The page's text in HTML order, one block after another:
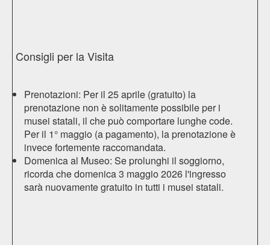
Consigli per la Visita
Prenotazioni: Per il 25 aprile (gratuito) la
prenotazione non è solitamente possibile per i
musei statali, il che può comportare lunghe code.
Per il 1° maggio (a pagamento), la prenotazione è
invece fortemente raccomandata.
Domenica al Museo: Se prolunghi il soggiorno,
ricorda che domenica 3 maggio 2026 l'ingresso
sarà nuovamente gratuito in tutti i musei statali.